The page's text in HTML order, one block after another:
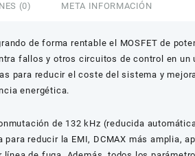
(0) META INFORMACIÓN
de forma rentable el MOSFET de
fallos y otros circuitos de control en un
para reducir el coste del sistema y
energética.
de 132 kHz (reducida
reducir la EMI, DCMAX más amplia,